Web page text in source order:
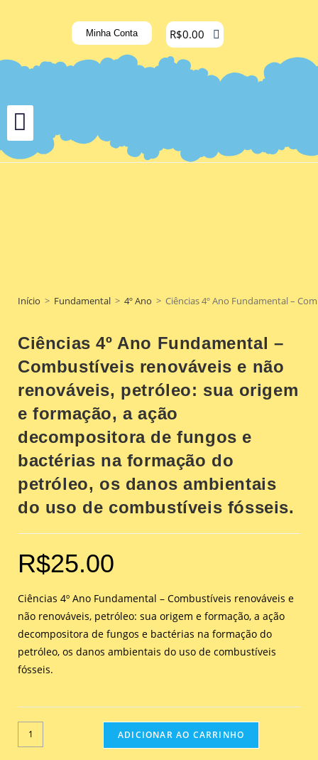
Minha Conta R$0.00
Início > Fundamental > 4º Ano > Ciências 4º Ano Fundamental –
Ciências 4º Ano Fundamental –
Combustíveis renováveis e não
renováveis, petróleo: sua origem
e formação, a ação
decompositora de fungos e
bactérias na formação do
petróleo, os danos ambientais
do uso de combustíveis fósseis.
R$25.00
Ciências 4º Ano Fundamental – Combustíveis renováveis e
não renováveis, petróleo: sua origem e formação, a ação
decompositora de fungos e bactérias na formação do
petróleo, os danos ambientais do uso de combustíveis
fósseis.
ADICIONAR AO CARRINHO